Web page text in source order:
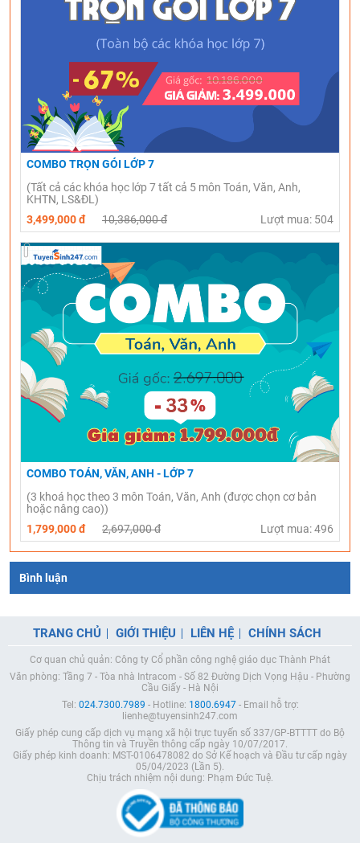
COMBO TRỌN GÓI LỚP 7
(Tất cả các khóa học lớp 7 tất cả 5 môn Toán, Văn, Anh,
KHTN, LS&ĐL)
3,499,000 đ
10,386,000 đ Lượt mua: 504
COMBO TOÁN, VĂN, ANH - LỚP 7
(3 khoá học theo 3 môn Toán, Văn, Anh (được chọn cơ bản
hoặc nâng cao))
1,799,000 đ
2,697,000 đ Lượt mua: 496
Bình luận
TRANG CHỦ GIỚI THIỆU LIÊN HỆ CHÍNH SÁCH
Cơ quan chủ quản: Công ty Cổ phần công nghệ giáo dục Thành Phát
Văn phòng: Tầng 7 - Tòa nhà Intracom - Số 82 Đường Dịch Vọng Hậu - Phường
Cầu Giấy - Hà Nội
Tel: 024.7300.7989 - Hotline: 1800.6947- Email hỗ trợ:
lienhe@tuyensinh247.com
Giấy phép cung cấp dịch vụ mạng xã hội trực tuyến số 337/GP-BTTTT do Bộ
Thông tin và Truyền thông cấp ngày 10/07/2017.
Giấy phép kinh doanh: MST-0106478082 do Sở Kế hoạch và Đầu tư cấp ngày
05/04/2023 (Lần 5).
Chịu trách nhiệm nội dung: Phạm Đức Tuệ.